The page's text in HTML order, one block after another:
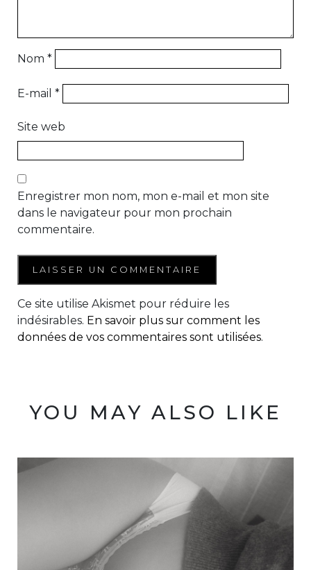
Nom *
E-mail *
Site web
Enregistrer mon nom, mon e-mail et mon site
dans le navigateur pour mon prochain
commentaire.
Ce site utilise Akismet pour réduire les
indésirables. En savoir plus sur comment les
données de vos commentaires sont utilisées.
YOU MAY ALSO LIKE